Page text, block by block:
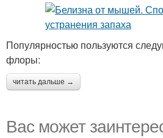
Популярностью пользуются
флоры:
читать дальше →
Вас может